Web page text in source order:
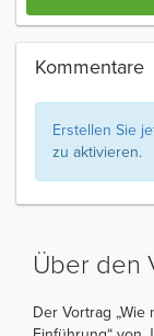
Kommentare
Erstellen Sie
zu aktivieren.
Über den
Der Vortrag „Wie